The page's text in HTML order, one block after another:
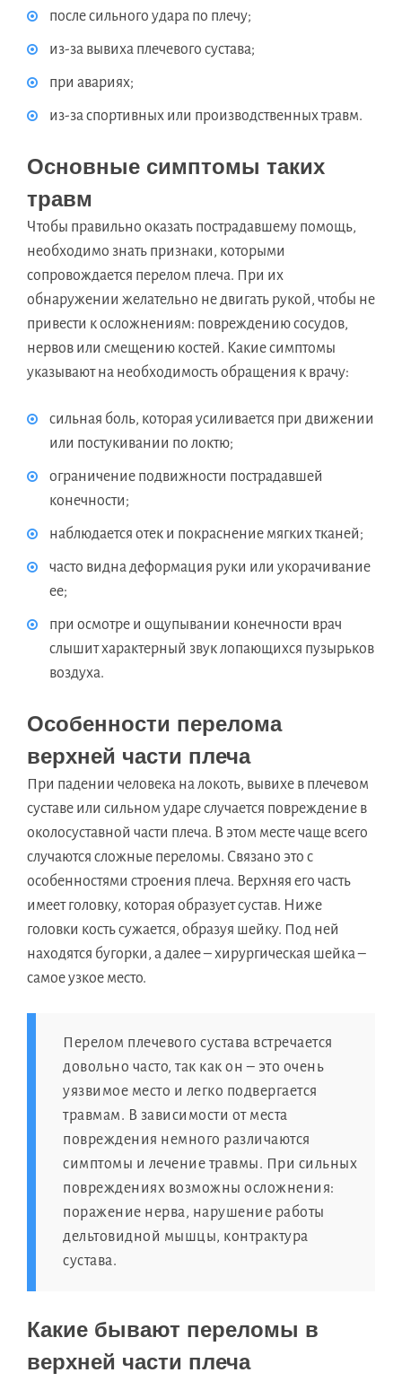
после сильного удара по плечу;
из-за вывиха плечевого сустава;
при авариях;
из-за спортивных или производственных травм.
Основные симптомы таких
травм
Чтобы правильно оказать пострадавшему помощь,
необходимо знать признаки, которыми
сопровождается перелом плеча. При их
обнаружении желательно не двигать рукой, чтобы не
привести к осложнениям: повреждению сосудов,
нервов или смещению костей. Какие симптомы
указывают на необходимость обращения к врачу:
сильная боль, которая усиливается при движении
или постукивании по локтю;
ограничение подвижности пострадавшей
конечности;
наблюдается отек и покраснение мягких тканей;
часто видна деформация руки или укорачивание
ее;
при осмотре и ощупывании конечности врач
слышит характерный звук лопающихся пузырьков
воздуха.
Особенности перелома
верхней части плеча
При падении человека на локоть, вывихе в плечевом
суставе или сильном ударе случается повреждение в
околосуставной части плеча. В этом месте чаще всего
случаются сложные переломы. Связано это с
особенностями строения плеча. Верхняя его часть
имеет головку, которая образует сустав. Ниже
головки кость сужается, образуя шейку. Под ней
находятся бугорки, а далее – хирургическая шейка –
самое узкое место.
Перелом плечевого сустава встречается
довольно часто, так как он – это очень
уязвимое место и легко подвергается
травмам. В зависимости от места
повреждения немного различаются
симптомы и лечение травмы. При сильных
повреждениях возможны осложнения:
поражение нерва, нарушение работы
дельтовидной мышцы, контрактура
сустава.
Какие бывают переломы в
верхней части плеча